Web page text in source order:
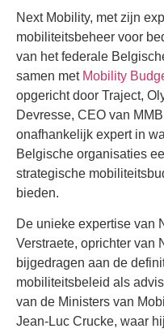
Next Mobility, met zijn
mobiliteitsbeheer voor
van het federale
samen met Mobility
opgericht door Traject,
Devresse, CEO van
onafhankelijk expert in
Belgische organisaties
strategische
bieden.
De unieke expertise van
Verstraete, oprichter van
bijgedragen aan de
mobiliteitsbeleid als
van de Ministers van
Jean-Luc Crucke, waar